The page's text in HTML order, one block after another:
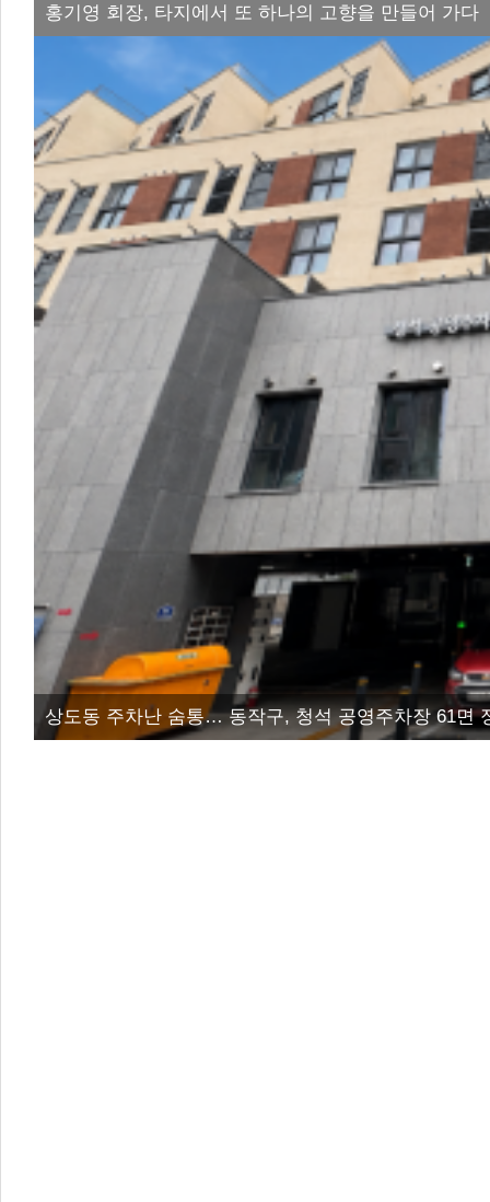
홍기영 회장, 타지에서 또 하나의 고향을 만들어 가다
상도동 주차난 숨통… 동작구, 청석 공영주차장 61면